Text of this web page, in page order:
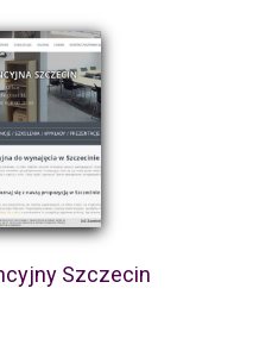
Szczecin